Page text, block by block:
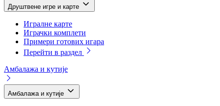
Друштвене игре и карте
Игралне карте
Играчки комплети
Примери готових игара
Перейти в раздел
Амбалажа и кутије
Амбалажа и кутије